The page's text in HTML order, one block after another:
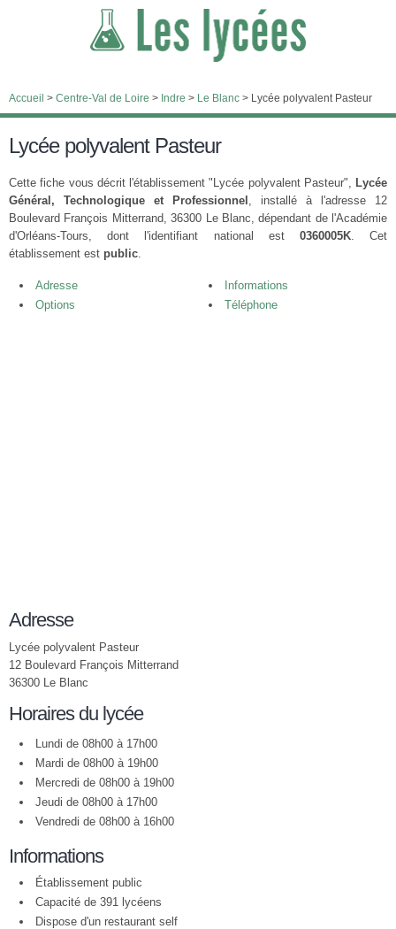
Accueil > Centre-Val de Loire > Indre > Le Blanc > Lycée polyvalent Pasteur
Lycée polyvalent Pasteur
Cette fiche vous décrit l'établissement "Lycée polyvalent Pasteur", Lycée
Général, Technologique et Professionnel , installé à l'adresse 12
Boulevard François Mitterrand, 36300 Le Blanc, dépendant de l'Académie
d'Orléans-Tours, dont l'identifiant national est 0360005K. Cet
établissement est public.
Adresse
Informations
Options
Téléphone
Adresse
Lycée polyvalent Pasteur
12 Boulevard François Mitterrand
36300 Le Blanc
Horaires du lycée
Lundi de 08h00 à 17h00
Mardi de 08h00 à 19h00
Mercredi de 08h00 à 19h00
Jeudi de 08h00 à 17h00
Vendredi de 08h00 à 16h00
Informations
Établissement public
Capacité de 391 lycéens
Dispose d'un restaurant self